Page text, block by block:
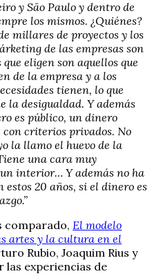
y São Paulo y dentro de
los mismos. ¿Quiénes?
millares de proyectos y los
de las empresas son
eligen son aquellos que
de la empresa y a los
tienen, lo que
la desigualdad. Y además
es público, un dinero
con criterios privados. No
la llamo el huevo de la
una cara muy
interior… Y además no ha
estos 20 años, si el dinero es
comparado, El modelo
artes y la cultura en el
Rubio, Joaquim Rius y
experiencias de